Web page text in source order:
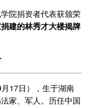
院捐资者代表获颁荣
建的林秀才大楼揭牌
17日），生于湖南
家、军人。历任中国